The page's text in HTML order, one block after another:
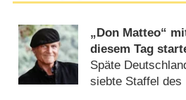
„Don Matteo“
diesem Tag
Späte
siebte Staffel des